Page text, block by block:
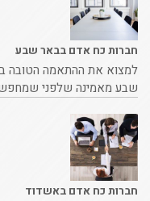
חברות כח אדם בבאר שבע
למצוא את ההתאמה הטובה
שבע מאמינה שלפני
חברות כח אדם באשדוד